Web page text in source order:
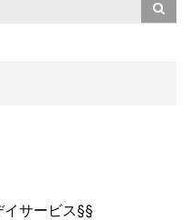
サービス§§